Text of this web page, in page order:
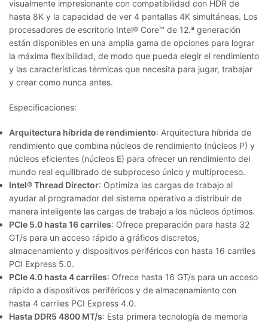
visualmente impresionante con compatibilidad con HDR de
hasta 8K y la capacidad de ver 4 pantallas 4K simultáneas. Los
procesadores de escritorio Intel® Core™ de 12.ª generación
están disponibles en una amplia gama de opciones para lograr
la máxima flexibilidad, de modo que pueda elegir el rendimiento
y las características térmicas que necesita para jugar, trabajar
y crear como nunca antes.
Especificaciones:
Arquitectura híbrida de rendimiento: Arquitectura híbrida de
rendimiento que combina núcleos de rendimiento (núcleos P) y
núcleos eficientes (núcleos E) para ofrecer un rendimiento del
mundo real equilibrado de subproceso único y multiproceso.
Intel® Thread Director: Optimiza las cargas de trabajo al
ayudar al programador del sistema operativo a distribuir de
manera inteligente las cargas de trabajo a los núcleos óptimos.
PCIe 5.0 hasta 16 carriles: Ofrece preparación para hasta 32
GT/s para un acceso rápido a gráficos discretos,
almacenamiento y dispositivos periféricos con hasta 16 carriles
PCI Express 5.0.
PCIe 4.0 hasta 4 carriles: Ofrece hasta 16 GT/s para un acceso
rápido a dispositivos periféricos y de almacenamiento con
hasta 4 carriles PCI Express 4.0.
Hasta DDR5 4800 MT/s: Esta primera tecnología de memoria